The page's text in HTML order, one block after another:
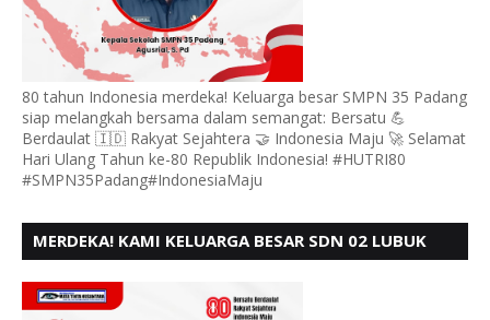
80 tahun Indonesia merdeka! Keluarga besar SMPN 35 Padang
siap melangkah bersama dalam semangat: Bersatu 💪
Berdaulat 🇮🇩 Rakyat Sejahtera 🤝 Indonesia Maju 🚀 Selamat
Hari Ulang Tahun ke-80 Republik Indonesia! #HUTRI80
#SMPN35Padang#IndonesiaMaju
MERDEKA! KAMI KELUARGA BESAR SDN 02 LUBUK
HUT RI KE - 80,